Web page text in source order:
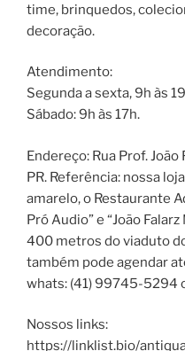
time, brinquedos,
decoração.
Atendimento:
Segunda a sexta, 9h às
Sábado: 9h às 17h.
Endereço: Rua Prof.
PR. Referência: nossa
amarelo, o Restaurante
Pró Audio” e “João
400 metros do viaduto
também pode agendar
whats: (41) 99745-5294
Nossos links:
https://linklist.bio/